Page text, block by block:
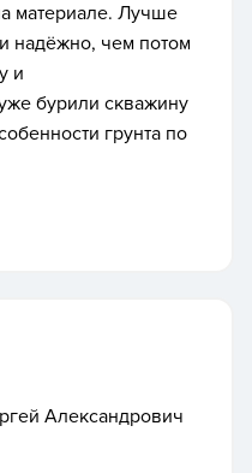
материале. Лучше
надёжно, чем потом
и
бурили скважину
грунта по
Александрович